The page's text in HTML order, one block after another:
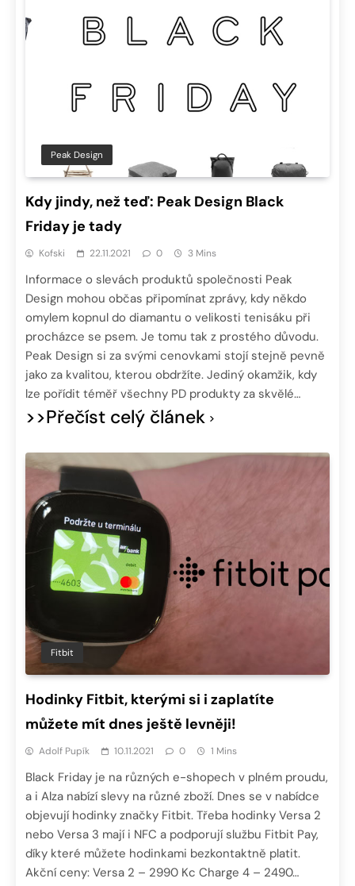
Peak Design
Kdy jindy, než teď: Peak Design Black
Friday je tady
Kofski 22.11.2021 0 3 Mins
Informace o slevách produktů společnosti Peak
Design mohou občas připomínat zprávy, kdy někdo
omylem kopnul do diamantu o velikosti tenisáku při
procházce se psem. Je tomu tak z prostého důvodu.
Peak Design si za svými cenovkami stojí stejně pevně
jako za kvalitou, kterou obdržíte. Jediný okamžik, kdy
lze pořídit téměř všechny PD produkty za skvělé…
>>Přečíst celý článek
Fitbit
Hodinky Fitbit, kterými si i zaplatíte
můžete mít dnes ještě levněji!
Adolf Pupík 10.11.2021 0 1 Mins
Black Friday je na různých e-shopech v plném proudu,
a i Alza nabízí slevy na různé zboží. Dnes se v nabídce
objevují hodinky značky Fitbit. Třeba hodinky Versa 2
nebo Versa 3 mají i NFC a podporují službu Fitbit Pay,
díky které můžete hodinkami bezkontaktně platit.
Akční ceny: Versa 2 – 2990 Kc Charge 4 – 2490…